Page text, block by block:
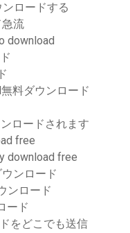
ロードする
急流
download
料ダウンロード
ロードされます
free
download free
ンロード
ンロード
ード
をどこでも送信